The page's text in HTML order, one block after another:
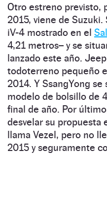
Otro estreno previsto,
2015, viene de
iV-4 mostrado en el
4,21 metros– y se
lanzado este año.
todoterreno pequeño
2014. Y SsangYong
modelo de bolsillo de
final de año. Por
desvelar su propuesta
llama Vezel, pero no
2015 y seguramente